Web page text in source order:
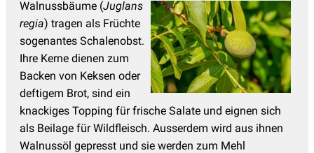
Walnussbäume (Juglans
regia) tragen als Früchte
sogenantes Schalenobst.
Ihre Kerne dienen zum
Backen von Keksen oder
deftigem Brot, sind ein
knackiges Topping für frische Salate und eignen sich
als Beilage für Wildfleisch. Ausserdem wird aus ihnen
Walnussöl gepresst und sie werden zum Mehl